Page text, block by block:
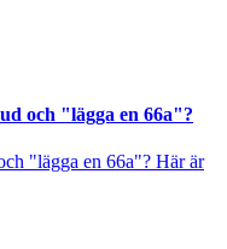
och "lägga en 66a"?
"lägga en 66a"? Här är